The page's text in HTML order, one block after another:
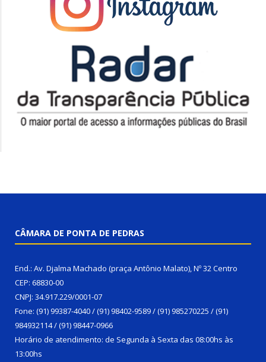
CÂMARA DE PONTA DE PEDRAS
End.: Av. Djalma Machado (praça Antônio Malato), Nº 32 Centro
CEP: 68830-00
CNPJ: 34.917.229/0001-07
Fone: (91) 99387-4040 / (91) 98402-9589 / (91) 985270225 / (91)
984932114 / (91) 98447-0966
Horário de atendimento: de Segunda à Sexta das 08:00hs às
13:00hs